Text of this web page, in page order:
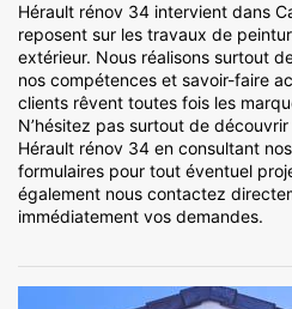
Hérault rénov 34 intervient dans
reposent sur les travaux de
extérieur. Nous réalisons surtout
nos compétences et savoir-faire
clients rêvent toutes fois les
N’hésitez pas surtout de
Hérault rénov 34 en consultant
formulaires pour tout éventuel
également nous contactez
immédiatement vos demandes.